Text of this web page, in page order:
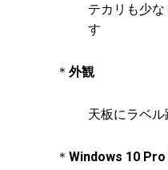
テカリも少
す
＊ 外観
天板にラベ
＊ Windows 10 Pro